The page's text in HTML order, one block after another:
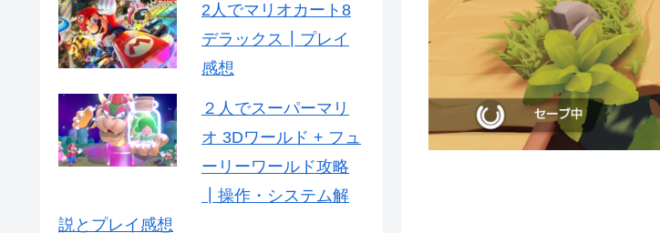
2人でマリオカート8
デラックス┃プレイ
感想
２人でスーパーマリ
オ 3Dワールド + フュ
ーリーワールド攻略
┃操作・システム解
説とプレイ感想